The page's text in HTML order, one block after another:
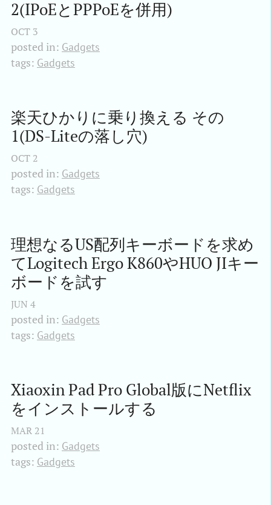
2(IPoEとPPPoEを併用)
OCT 3
posted in: Gadgets
tags: Gadgets
楽天ひかりに乗り換える その
1(DS-Liteの落し穴)
OCT 2
posted in: Gadgets
tags: Gadgets
理想なるUS配列キーボードを求め
てLogitech Ergo K860やHUO JIキー
ボードを試す
JUN 4
posted in: Gadgets
tags: Gadgets
Xiaoxin Pad Pro Global版にNetflix
をインストールする
MAR 21
posted in: Gadgets
tags: Gadgets